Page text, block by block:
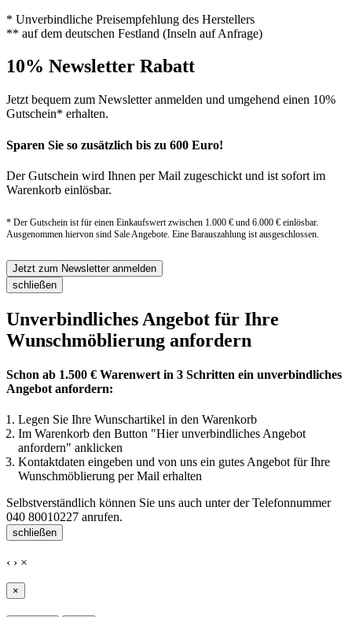
* Unverbindliche Preisempfehlung des Herstellers
** auf dem deutschen Festland (Inseln auf Anfrage)
10% Newsletter Rabatt
Jetzt bequem zum Newsletter anmelden und umgehend einen 10%
Gutschein* erhalten.
Sparen Sie so zusätzlich bis zu 600 Euro!
Der Gutschein wird Ihnen per Mail zugeschickt und ist sofort im
Warenkorb einlösbar.
* Der Gutschein ist für einen Einkaufswert zwischen 1.000 € und 6.000 € einlösbar.
Ausgenommen hiervon sind Sale Angebote. Eine Barauszahlung ist ausgeschlossen.
Jetzt zum Newsletter anmelden
schließen
Unverbindliches Angebot für Ihre
Wunschmöblierung anfordern
Schon ab 1.500 € Warenwert in 3 Schritten ein unverbindliches
Angebot anfordern:
Legen Sie Ihre Wunschartikel in den Warenkorb
Im Warenkorb den Button "Hier unverbindliches Angebot
anfordern" anklicken
Kontaktdaten eingeben und von uns ein gutes Angebot für Ihre
Wunschmöblierung per Mail erhalten
Selbstverständlich können Sie uns auch unter der Telefonnummer
040 80010227 anrufen.
schließen
‹ › ×
×